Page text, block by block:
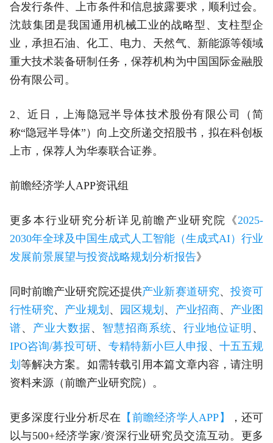
合发行条件、上市条件和信息披露要求，顺利过会。
沈鼓集团是我国通用机械工业的战略型、支柱型企
业，承担石油、化工、电力、天然气、新能源等领域
重大技术装备研制任务，保荐机构为中国国际金融股
份有限公司。
2、近日，上海隐冠半导体技术股份有限公司（简
称“隐冠半导体”）向上交所递交招股书，拟在科创板
上市，保荐人为华泰联合证券。
前瞻经济学人APP资讯组
更多本行业研究分析详见前瞻产业研究院《2025-
2030年全球及中国生成式人工智能（生成式AI）行业
发展前景展望与投资战略规划分析报告》
同时前瞻产业研究院还提供产业新赛道研究、投资可
行性研究、 产业规划 、 园区规划 、 产业招商、 产业图
谱、 产业大数据、 智慧招商系统、 行业地位证明 、
IPO咨询/募投可研、 专精特新小巨人申报 、 十五五规
划 等解决方案。如需转载引用本篇文章内容，请注明
资料来源（前瞻产业研究院）。
更多深度行业分析尽在 【前瞻经济学人APP】
，还可
以与500+经济学家/资深行业研究员交流互动。更多